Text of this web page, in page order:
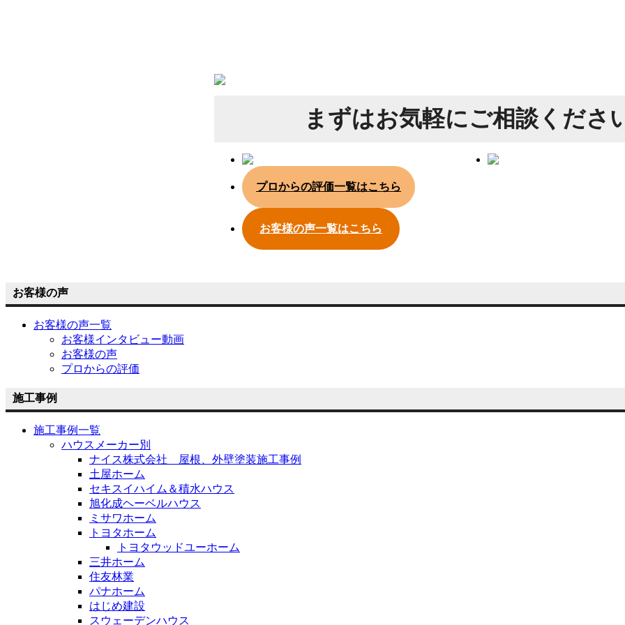
まずはお気軽にご相談くださ
プロからの評価一覧はこちら
お客様の声一覧はこちら
お客様の声
お客様の声一覧
お客様インタビュー動画
お客様の声
プロからの評価
施工事例
施工事例一覧
ハウスメーカー別
ナイス株式会社 屋根、外壁塗装施工事例
土屋ホーム
セキスイハイム＆積水ハウス
旭化成ヘーベルハウス
ミサワホーム
トヨタホーム
トヨタウッドユーホーム
三井ホーム
住友林業
パナホーム
はじめ建設
スウェーデンハウス